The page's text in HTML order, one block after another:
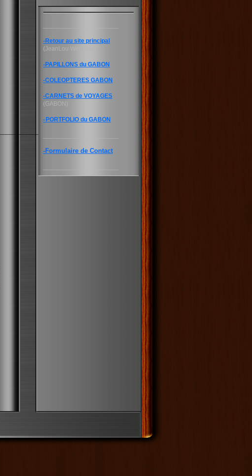
-Retour au site principal
(JeanLou Web Site)
-PAPILLONS du GABON
-COLEOPTERES GABON
-CARNETS de VOYAGES
(GABON)
- PORTFOLIO du GABON
-Formulaire de Contact